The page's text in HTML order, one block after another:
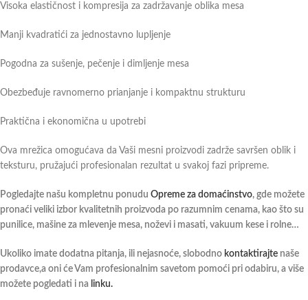
Visoka elastičnost i kompresija za zadržavanje oblika mesa
Manji kvadratići za jednostavno lupljenje
Pogodna za sušenje, pečenje i dimljenje mesa
Obezbeđuje ravnomerno prianjanje i kompaktnu strukturu
Praktična i ekonomična u upotrebi
Ova mrežica omogućava da Vaši mesni proizvodi zadrže savršen oblik i
teksturu, pružajući profesionalan rezultat u svakoj fazi pripreme.
Pogledajte našu kompletnu ponudu Opreme za domaćinstvo, gde možete
pronaći veliki izbor kvalitetnih proizvoda po razumnim cenama, kao što su
punilice, mašine za mlevenje mesa, noževi i masati, vakuum kese i rolne…
Ukoliko imate dodatna pitanja, ili nejasnoće, slobodno kontaktirajte naše
prodavce,a oni će Vam profesionalnim savetom pomoći pri odabiru, a više
možete pogledati i na linku.